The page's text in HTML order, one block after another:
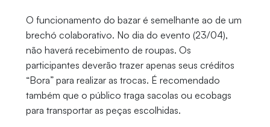
O funcionamento do bazar é semelhante ao de um
brechó colaborativo. No dia do evento (23/04),
não haverá recebimento de roupas. Os
participantes deverão trazer apenas seus créditos
“Bora” para realizar as trocas. É recomendado
também que o público traga sacolas ou ecobags
para transportar as peças escolhidas.